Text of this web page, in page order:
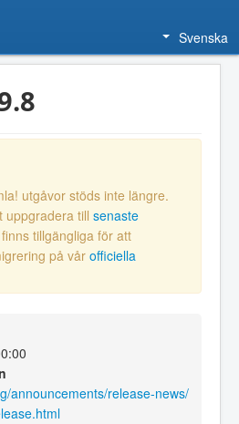
Svenska
utgåvor stöds inte längre.
uppgradera till senaste
tillgängliga för att
på vår officiella
announcements/release-news/